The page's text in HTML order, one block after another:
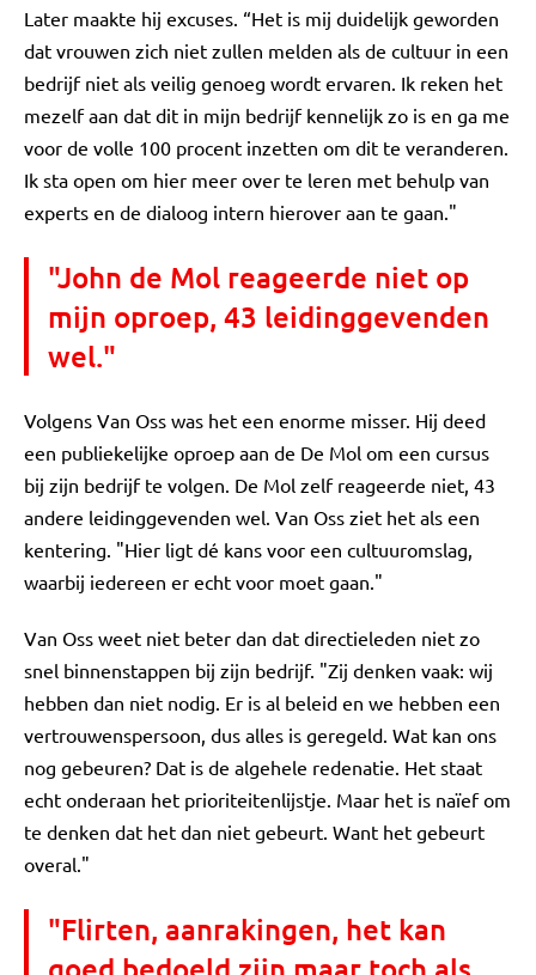
Later maakte hij excuses. “Het is mij duidelijk geworden
dat vrouwen zich niet zullen melden als de cultuur in een
bedrijf niet als veilig genoeg wordt ervaren. Ik reken het
mezelf aan dat dit in mijn bedrijf kennelijk zo is en ga me
voor de volle 100 procent inzetten om dit te veranderen.
Ik sta open om hier meer over te leren met behulp van
experts en de dialoog intern hierover aan te gaan."
"John de Mol reageerde niet op
mijn oproep, 43 leidinggevenden
wel."
Volgens Van Oss was het een enorme misser. Hij deed
een publiekelijke oproep aan de De Mol om een cursus
bij zijn bedrijf te volgen. De Mol zelf reageerde niet, 43
andere leidinggevenden wel. Van Oss ziet het als een
kentering. "Hier ligt dé kans voor een cultuuromslag,
waarbij iedereen er echt voor moet gaan."
Van Oss weet niet beter dan dat directieleden niet zo
snel binnenstappen bij zijn bedrijf. "Zij denken vaak: wij
hebben dan niet nodig. Er is al beleid en we hebben een
vertrouwenspersoon, dus alles is geregeld. Wat kan ons
nog gebeuren? Dat is de algehele redenatie. Het staat
echt onderaan het prioriteitenlijstje. Maar het is naïef om
te denken dat het dan niet gebeurt. Want het gebeurt
overal."
"Flirten, aanrakingen, het kan